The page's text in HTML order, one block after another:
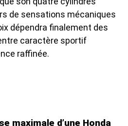
de sensations mécaniques
dépendra finalement des
caractère sportif
raffinée.
maximale d’une Honda